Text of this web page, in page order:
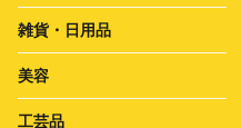
雑貨・日用品
美容
工芸品